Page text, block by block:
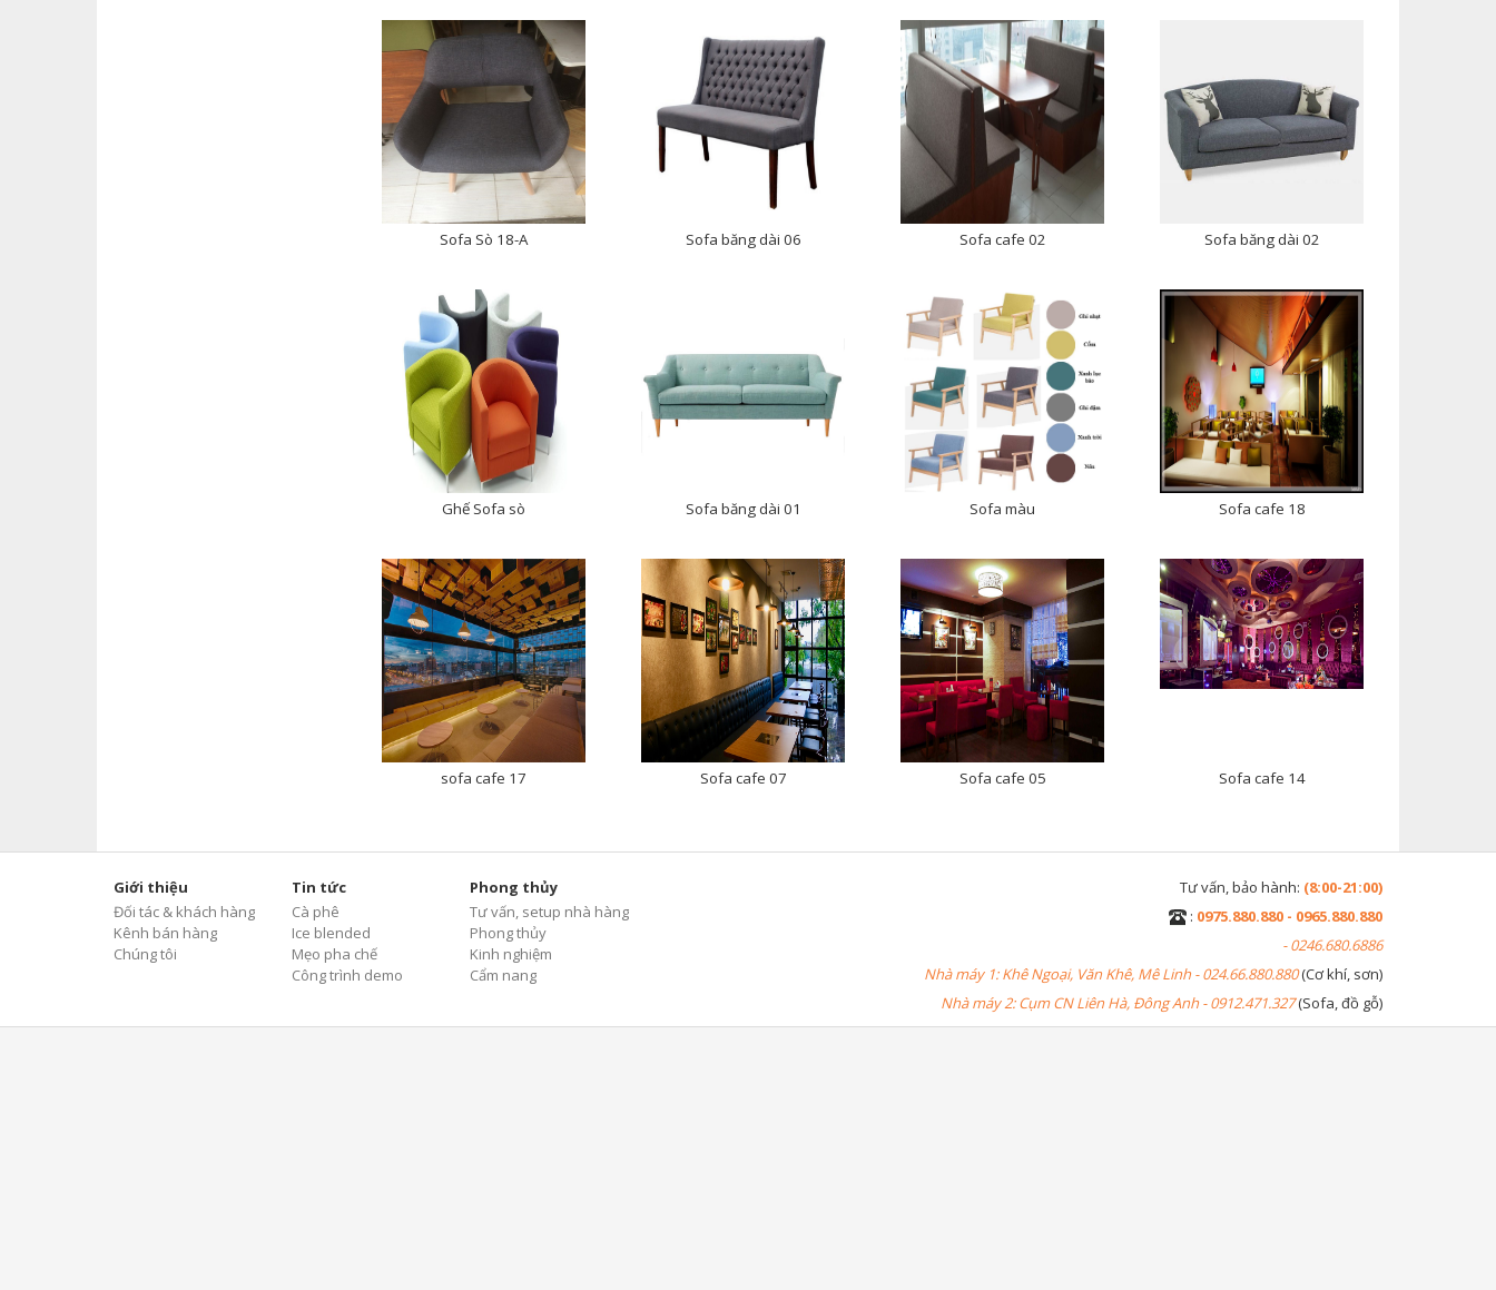
Sofa Sò 18-A Sofa băng dài 06 Sofa cafe 02 Sofa băng dài 02
Ghế Sofa sò Sofa băng dài 01 Sofa màu Sofa cafe 18
sofa cafe 17 Sofa cafe 07 Sofa cafe 05 Sofa cafe 14
Giới thiệu
Đối tác & khách hàng
Kênh bán hàng
Chúng tôi
Tin tức
Cà phê
Ice blended
Mẹo pha chế
Công trình demo
Phong thủy
Tư vấn, setup nhà hàng
Phong thủy
Kinh nghiệm
Cẩm nang
Tư vấn, bảo hành: (8:00-21:00)
: 0975.880.880 - 0965.880.880
- 0246.680.6886
Nhà máy 1: Khê Ngoại, Văn Khê, Mê Linh - 024.66.880.880(Cơ khí, sơn)
Nhà máy 2: Cụm CN Liên Hà, Đông Anh - 0912.471.327(Sofa, đồ gỗ)